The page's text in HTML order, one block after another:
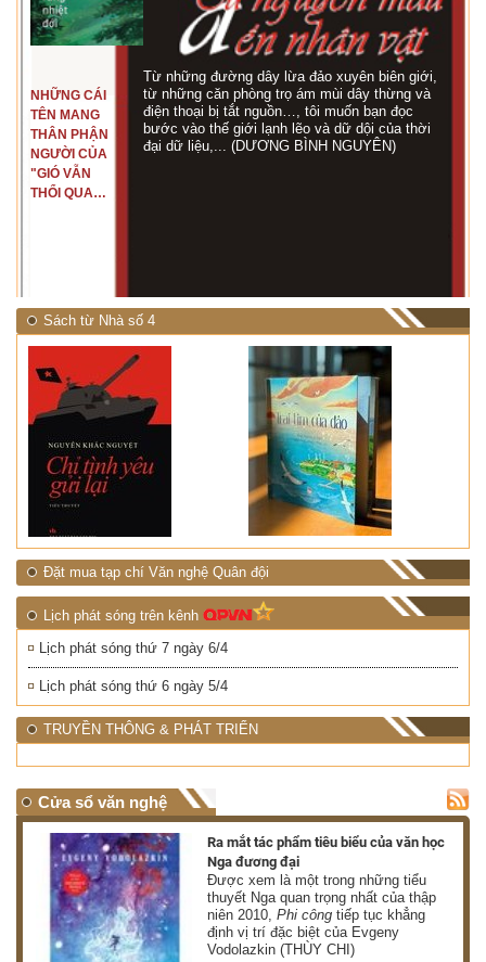
NHỮNG CÁI
TÊN MANG
THÂN PHẬN
NGƯỜI CỦA
"GIÓ VẪN
THỔI QUA
Từ những đường dây lừa đảo xuyên biên giới,
từ những căn phòng trọ ám mùi dây thừng và
điện thoại bị tắt nguồn…, tôi muốn bạn đọc
bước vào thế giới lạnh lẽo và dữ dội của thời
đại dữ liệu,... (DƯƠNG BÌNH NGUYÊN)
Sách từ Nhà số 4
Đặt mua tạp chí Văn nghệ Quân đội
Lịch phát sóng trên kênh
Lịch phát sóng thứ 7 ngày 6/4
Lịch phát sóng thứ 6 ngày 5/4
TRUYỀN THÔNG & PHÁT TRIỂN
Cửa sổ văn nghệ
Ra mắt tác phẩm tiêu biểu của văn học
Nga đương đại
Được xem là một trong những tiểu
thuyết Nga quan trọng nhất của thập
niên 2010,Phi công tiếp tục khẳng
định vị trí đặc biệt của Evgeny
Vodolazkin (THÙY CHI)